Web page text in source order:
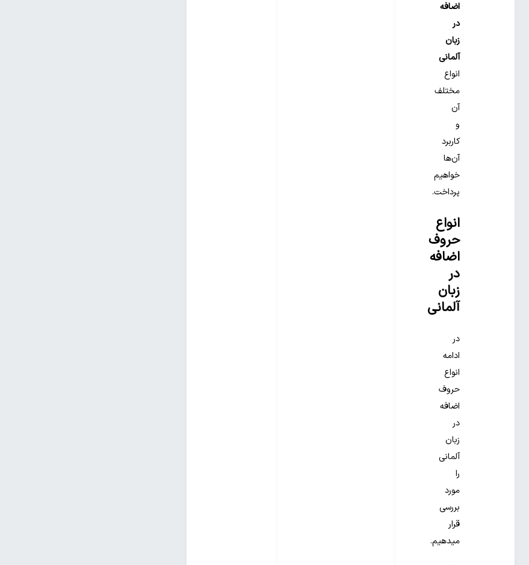
اضافه
در
زبان
آلمانی
انواع
مختلف
آن
و
کاربرد
آن‌ها
خواهیم
پرداخت.
انواع
حروف
اضافه
در
زبان
آلمانی
در
ادامه
انواع
حروف
اضافه
در
زبان
آلمانی
را
مورد
بررسی
قرار
میدهیم.